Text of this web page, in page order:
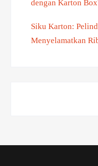
dengan Karton
Siku Karton:
Menyelamatkan